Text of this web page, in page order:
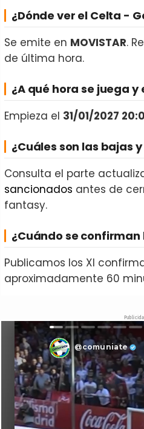
¿Dónde ver el Celta -
Se emite en MOVISTAR.
de última hora.
¿A qué hora se juega y
Empieza el 31/01/2027
¿Cuáles son las bajas
Consulta el parte
sancionados antes de
fantasy.
¿Cuándo se
Publicamos los XI
aproximadamente 60
@comuniate